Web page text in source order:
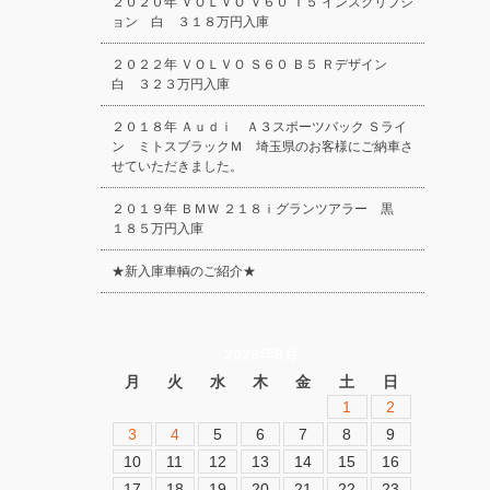
ョン 白 ３１８万円入庫
２０２２年 ＶＯＬＶＯ Ｓ６０ Ｂ５ Ｒデザイン
白 ３２３万円入庫
２０１８年 Ａｕｄｉ Ａ３スポーツバック Ｓライ
ン ミトスブラックＭ 埼玉県のお客様にご納車さ
せていただきました。
２０１９年 ＢＭＷ ２１８ｉグランツアラー 黒
１８５万円入庫
★新入庫車輌のご紹介★
月
火 水 木 金 土
日
1
2
3
4 5 6 7 8
9
10
11 12 13 14 15
16